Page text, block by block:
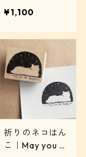
¥1,100
祈りのネコはん
こ｜May you b